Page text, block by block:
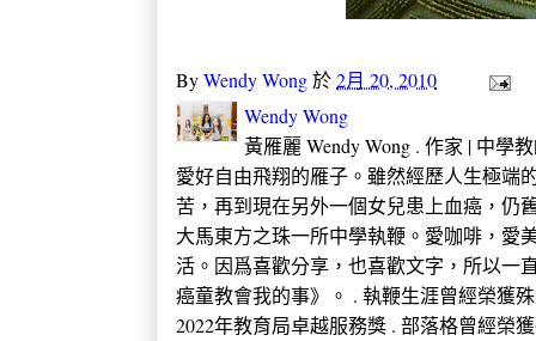
ByWendy Wong於2月 20, 2010
Wendy Wong
黃雁麗 Wendy Wong . 作家 | 中學
愛好自由飛翔的雁子。雖然經歷人生極端
苦，再到現在另外一個女兒患上血癌，仍
大馬東方之珠一所中學執鞭。愛咖啡，愛
活。因爲喜歡分享，也喜歡文字，所以一
癌童教會我的事》。 . 執鞭生涯曾經榮獲殊
2022年教育局卓越服務獎 . 部落格曾經榮